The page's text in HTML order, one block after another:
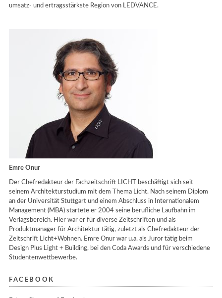
umsatz- und ertragsstärkste Region von LEDVANCE.
Emre Onur
Der Chefredakteur der Fachzeitschrift LICHT beschäftigt sich seit
seinem Architekturstudium mit dem Thema Licht. Nach seinem Diplom
an der Universität Stuttgart und einem Abschluss in Internationalem
Management (MBA) startete er 2004 seine berufliche Laufbahn im
Verlagsbereich. Hier war er für diverse Zeitschriften und als
Produktmanager für Architektur tätig, zuletzt als Chefredakteur der
Zeitschrift Licht+Wohnen. Emre Onur war u.a. als Juror tätig beim
Design Plus Light + Building, bei den Coda Awards und für verschiedene
Studentenwettbewerbe.
FACEBOOK